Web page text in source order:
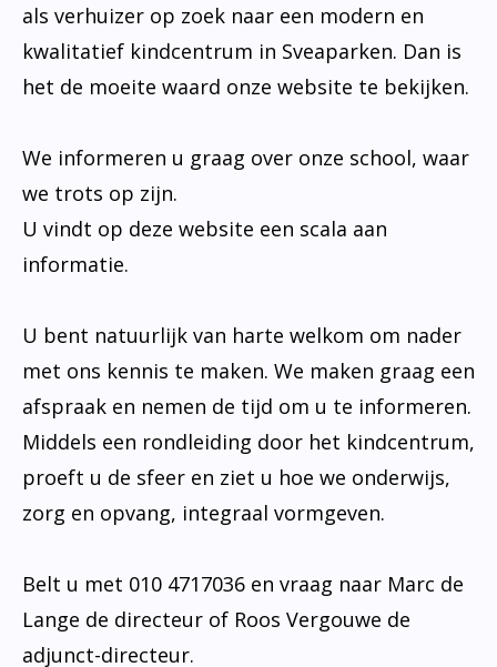
als verhuizer op zoek naar een modern en
kwalitatief kindcentrum in Sveaparken. Dan is
het de moeite waard onze website te bekijken.
We informeren u graag over onze school, waar
we trots op zijn.
U vindt op deze website een scala aan
informatie.
U bent natuurlijk van harte welkom om nader
met ons kennis te maken. We maken graag een
afspraak en nemen de tijd om u te informeren.
Middels een rondleiding door het kindcentrum,
proeft u de sfeer en ziet u hoe we onderwijs,
zorg en opvang, integraal vormgeven.
Belt u met 010 4717036 en vraag naar Marc de
Lange de directeur of Roos Vergouwe de
adjunct-directeur.